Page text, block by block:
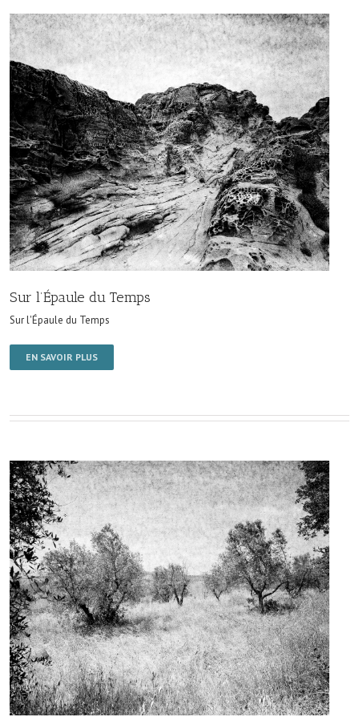
Sur l’Épaule du Temps
Sur l'Épaule du Temps
EN SAVOIR PLUS